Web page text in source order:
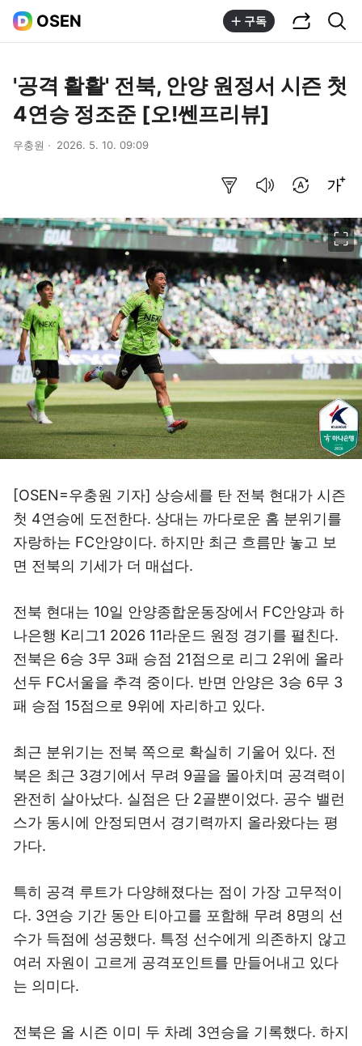
OSEN 구독
'공격 활활' 전북, 안양 원정서 시즌 첫
4연승 정조준 [오!쎈프리뷰]
우충원 2026. 5. 10. 09:09
[OSEN=우충원 기자] 상승세를 탄 전북 현대가 시즌
첫 4연승에 도전한다. 상대는 까다로운 홈 분위기를
자랑하는 FC안양이다. 하지만 최근 흐름만 놓고 보
면 전북의 기세가 더 매섭다.
전북 현대는 10일 안양종합운동장에서 FC안양과 하
나은행 K리그1 2026 11라운드 원정 경기를 펼친다.
전북은 6승 3무 3패 승점 21점으로 리그 2위에 올라
선두 FC서울을 추격 중이다. 반면 안양은 3승 6무 3
패 승점 15점으로 9위에 자리하고 있다.
최근 분위기는 전북 쪽으로 확실히 기울어 있다. 전
북은 최근 3경기에서 무려 9골을 몰아치며 공격력이
완전히 살아났다. 실점은 단 2골뿐이었다. 공수 밸런
스가 동시에 안정되면서 경기력까지 올라왔다는 평
가다.
특히 공격 루트가 다양해졌다는 점이 가장 고무적이
다. 3연승 기간 동안 티아고를 포함해 무려 8명의 선
수가 득점에 성공했다. 특정 선수에게 의존하지 않고
여러 자원이 고르게 공격포인트를 만들어내고 있다
는 의미다.
전북은 올 시즌 이미 두 차례 3연승을 기록했다. 하지